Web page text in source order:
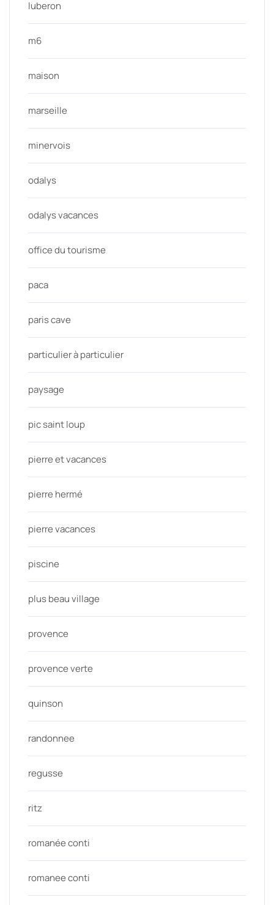
luberon
m6
maison
marseille
minervois
odalys
odalys vacances
office du tourisme
paca
paris cave
particulier à particulier
paysage
pic saint loup
pierre et vacances
pierre hermé
pierre vacances
piscine
plus beau village
provence
provence verte
quinson
randonnee
regusse
ritz
romanée conti
romanee conti